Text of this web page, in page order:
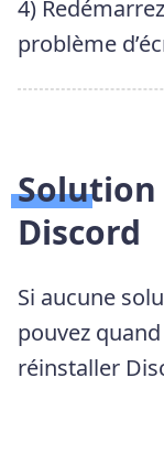
4)
problème
Solution
Discord
Si aucune
pouvez
réinstaller